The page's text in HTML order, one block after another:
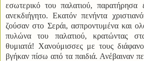
εσωτερικό του παλατιού, παρατήρησα
ανεκδιήγητο. Εκατόν πενήντα
ζούσαν στο Σεράι, ασπροντυμένα και
πυλώνα του παλατιού, κρατώντας
θυμιατά! Χανούμισσες με τους
βγήκαν πίσω από τα παιδιά. Ανέβαιναν